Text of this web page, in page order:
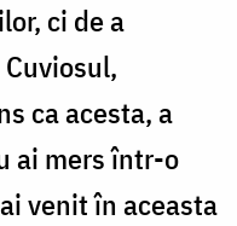
ci de a
ca acesta, a
ai mers într-o
venit în aceasta